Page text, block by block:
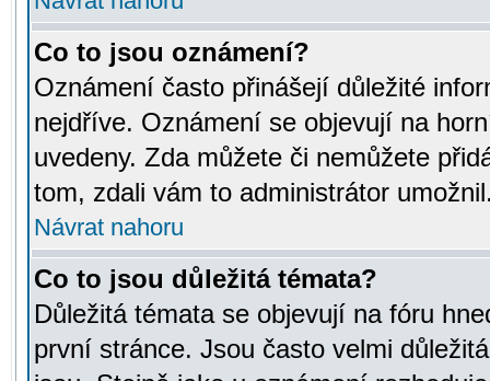
Co to jsou oznámení?
Oznámení často přinášejí důležité
nejdříve. Oznámení se objevují na
uvedeny. Zda můžete či nemůžete
tom, zdali vám to administrátor
Návrat nahoru
Co to jsou důležitá témata?
Důležitá témata se objevují na fóru
první stránce. Jsou často velmi